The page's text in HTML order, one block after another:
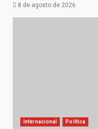
8 de agosto de 2026
Internacional Política